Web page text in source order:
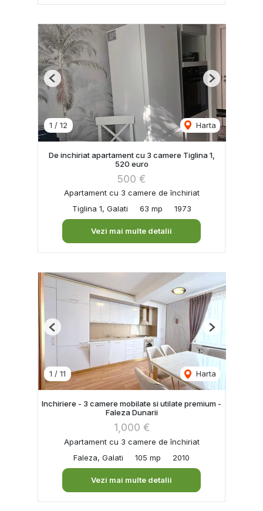
1 / 12 Harta
Previous Next
De inchiriat apartament cu 3 camere Tiglina 1,
520 euro
500 €
Apartament cu 3 camere de închiriat
Tiglina 1, Galati
63 mp 1973
Vezi mai multe detalii
1 / 11 Harta
Previous Next
Inchiriere - 3 camere mobilate si utilate premium -
Faleza Dunarii
1,000 €
Apartament cu 3 camere de închiriat
Faleza, Galati
105 mp 2010
Vezi mai multe detalii